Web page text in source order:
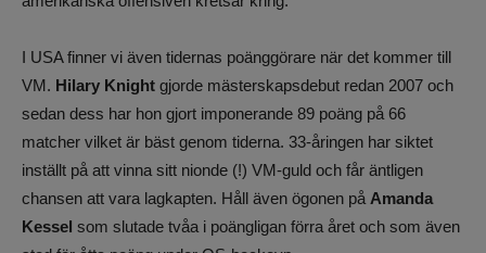
I USA finner vi även tidernas poänggörare när det kommer till
VM. Hilary Knight gjorde mästerskapsdebut redan 2007 och
sedan dess har hon gjort imponerande 89 poäng på 66
matcher vilket är bäst genom tiderna. 33-åringen har siktet
inställt på att vinna sitt nionde (!) VM-guld och får äntligen
chansen att vara lagkapten. Håll även ögonen på Amanda
Kessel som slutade tvåa i poängligan förra året och som även